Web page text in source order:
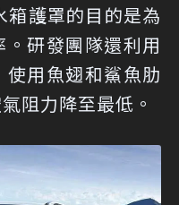
護罩的目的是為
研發團隊還利用
用魚翅和鯊魚肋
阻力降至最低。